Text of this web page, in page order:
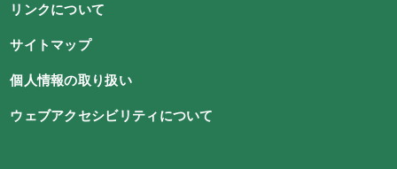
リンクについて
サイトマップ
個人情報の取り扱い
ウェブアクセシビリティについて